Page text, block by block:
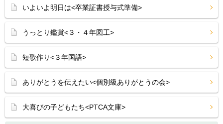
いよいよ明日は<卒業証書授与式準備>
うっとり鑑賞<３・４年図工>
短歌作り<３年国語>
ありがとうを伝えたい<個別級ありがとうの会>
大喜びの子どもたち<PTCA文庫>